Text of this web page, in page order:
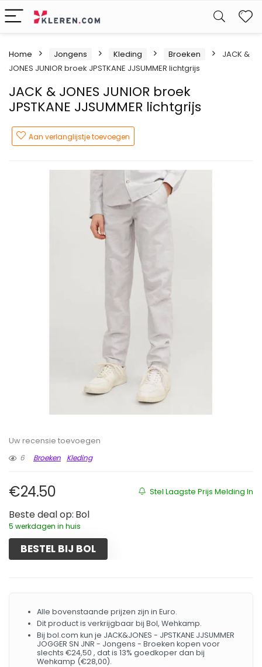
Home Jongens Kleding Broeken
JACK &
JONES JUNIOR broek JPSTKANE JJSUMMER lichtgrijs
JACK & JONES JUNIOR broek
JPSTKANE JJSUMMER lichtgrijs
Aan verlanglijstje toevoegen
Uw recensie toevoegen
6
Broeken Kleding
Stel Laagste Prijs Melding In
€24.50
Beste deal op: Bol
5 werkdagen in huis
BESTEL BIJ BOL
Alle bovenstaande prijzen zijn in Euro.
Dit product is verkrijgbaar bij Bol, Wehkamp.
Bij bol.com kun je JACK&JONES - JPSTKANE JJSUMMER
JOGGER SN JNR - Jongens - Broeken kopen voor
slechts €24,50 , dat is 13% goedkoper dan bij
Wehkamp (€28,00).